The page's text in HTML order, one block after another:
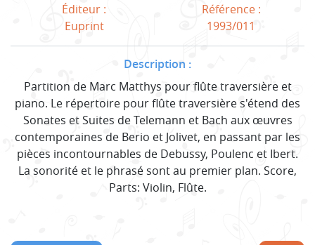
Éditeur :
Euprint
Référence :
1993/011
Description :
Partition de Marc Matthys pour flûte traversière et
piano. Le répertoire pour flûte traversière s'étend des
Sonates et Suites de Telemann et Bach aux œuvres
contemporaines de Berio et Jolivet, en passant par les
pièces incontournables de Debussy, Poulenc et Ibert.
La sonorité et le phrasé sont au premier plan. Score,
Parts: Violin, Flûte.